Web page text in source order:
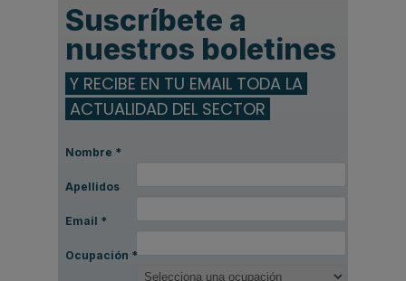
Suscríbete a
nuestros boletines
Y RECIBE EN TU EMAIL TODA LA
ACTUALIDAD DEL SECTOR
Nombre *
Apellidos
Email *
Ocupación *